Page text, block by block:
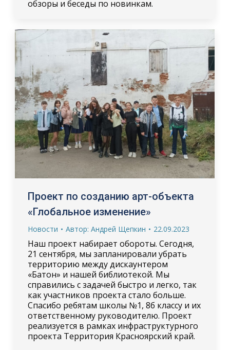
обзоры и беседы по новинкам.
Проект по созданию арт-объекта
«Глобальное изменение»
Новости Автор: Андрей Щепкин 22.09.2023
Наш проект набирает обороты. Сегодня,
21 сентября, мы запланировали убрать
территорию между дискаунтером
«Батон» и нашей библиотекой. Мы
справились с задачей быстро и легко, так
как участников проекта стало больше.
Спасибо ребятам школы №1, 8б классу и их
ответственному руководителю. Проект
реализуется в рамках инфраструктурного
проекта Территория Красноярский край.